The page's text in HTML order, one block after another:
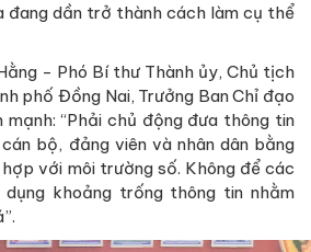
đang dần trở thành cách làm cụ thể
- Phó Bí thư Thành ủy, Chủ tịch
phố Đồng Nai, Trưởng Ban Chỉ đạo
mạnh: “Phải chủ động đưa thông tin
bộ, đảng viên và nhân dân bằng
với môi trường số. Không để các
khoảng trống thông tin nhằm